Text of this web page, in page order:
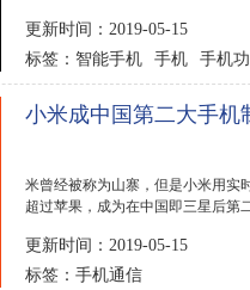
更新时间：2019-05-15
标签： 智能手机 手机 手机
小米成中国第二大手机
米曾经被称为山寨，但是小米用实
超过苹果，成为在中国即三星后第
更新时间：2019-05-15
标签： 手机通信